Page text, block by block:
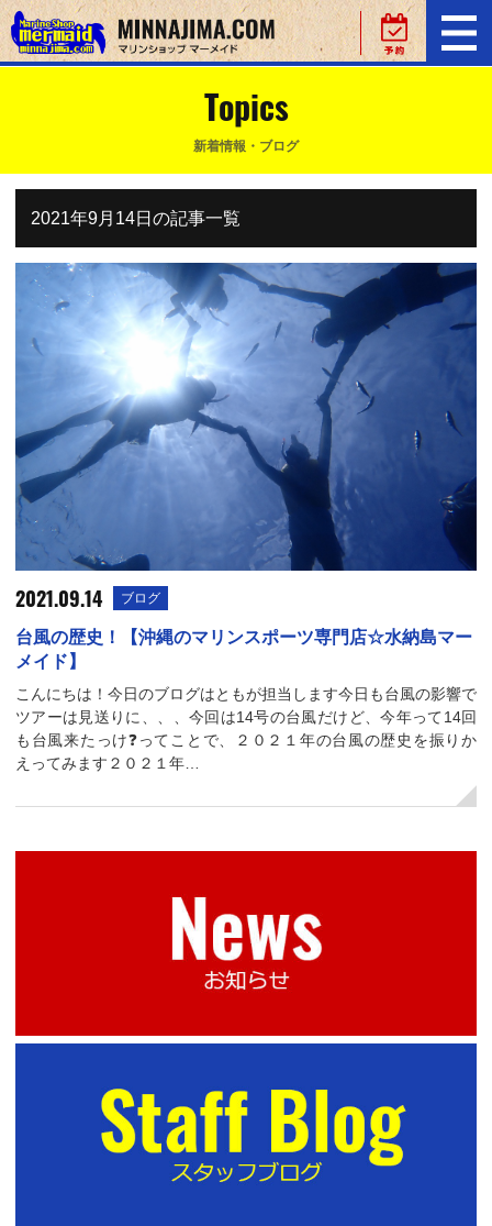
Topics
新着情報・ブログ
2021年9月14日の記事一覧
2021.09.14 ブログ
台風の歴史！【沖縄のマリンスポーツ専門店☆水納島マー
メイド】
こんにちは！今日のブログはともが担当します今日も台風の影響で
ツアーは見送りに、、、今回は14号の台風だけど、今年って14回
も台風来たっけ❓ってことで、２０２１年の台風の歴史を振りか
えってみます２０２１年…